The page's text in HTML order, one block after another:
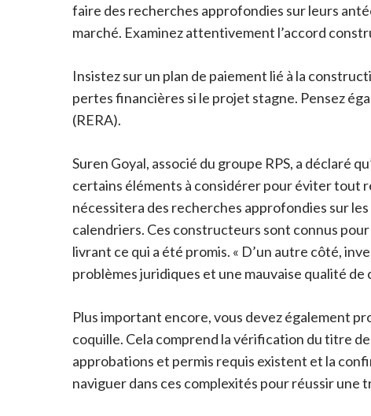
faire des recherches approfondies sur leurs
marché. Examinez attentivement l’accord
Insistez sur un plan de paiement lié à la
pertes financières si le projet stagne. Pensez
(RERA).
Suren Goyal, associé du groupe RPS, a déclaré
certains éléments à considérer pour éviter tout
nécessitera des recherches approfondies sur
calendriers. Ces constructeurs sont connus
livrant ce qui a été promis. « D’un autre côté,
problèmes juridiques et une mauvaise qualité de
Plus important encore, vous devez également
coquille. Cela comprend la vérification du titre
approbations et permis requis existent et la
naviguer dans ces complexités pour réussir une